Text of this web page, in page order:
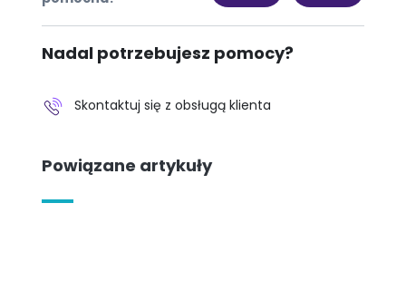
Nadal potrzebujesz pomocy?
Skontaktuj się z obsługą klienta
Powiązane artykuły